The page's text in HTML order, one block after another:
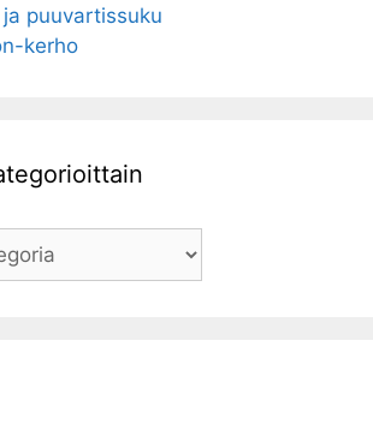
puuvartissuku
kerho